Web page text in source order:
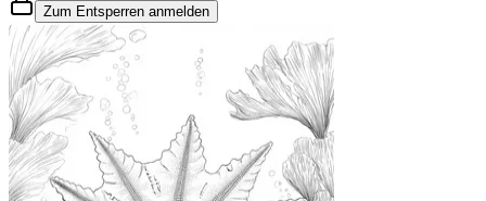
Zum Entsperren anmelden